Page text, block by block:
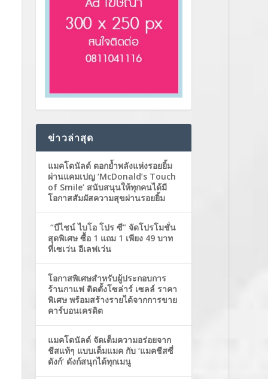
ข่าวล่าสุด
แมคโดนัลด์ ตอกย้ำพลังแห่งรอยยิ้ม
ผ่านแคมเปญ ‘McDonald’s Touch
of Smile’ สนับสนุนให้ทุกคนได้มี
โอกาสสัมผัสความสุขผ่านรอยยิ้ม
“บีไชน์ ไบโอ โปร ซี” จัดโปรโมชั่น
สุดพิเศษ ซื้อ 1 แถม 1 เพียง 49 บาท
ที่เซเว่น อีเลฟเว่น
โอกาสพิเศษสำหรับผู้ประกอบการ
ร้านกาแฟ ติดตั้งโซล่าร์ เซลล์ ราคา
พิเศษ พร้อมสร้างรายได้จากการขาย
คาร์บอนเครดิต
แมคโดนัลด์ จัดเต็มความอร่อยจาก
ชีสแท้ๆ แบบเต็มแมค กับ ‘แมคชีสซี่
ดังก์’ ดังก์สนุกได้ทุกเมนู